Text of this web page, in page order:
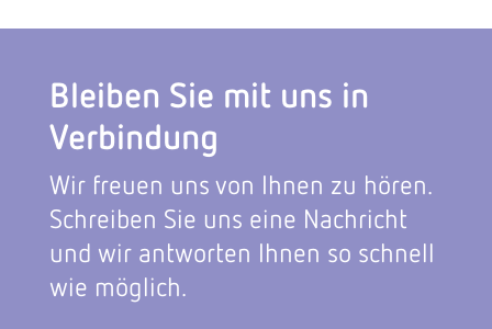
Bleiben Sie mit uns in
Verbindung
Wir freuen uns von Ihnen zu hören.
Schreiben Sie uns eine Nachricht
und wir antworten Ihnen so schnell
wie möglich.